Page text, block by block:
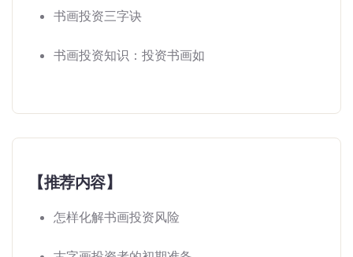
书画投资三字诀
书画投资知识：投资书画如
【推荐内容】
怎样化解书画投资风险